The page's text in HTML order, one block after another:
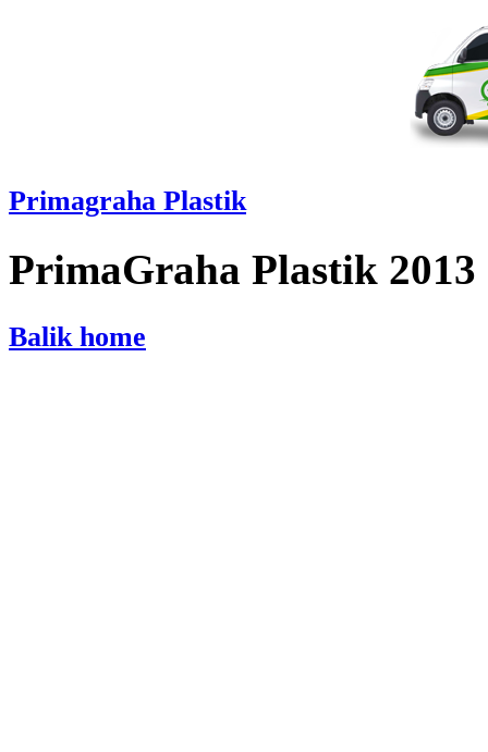
Primagraha Plastik
PrimaGraha Plastik 2013
Balik home